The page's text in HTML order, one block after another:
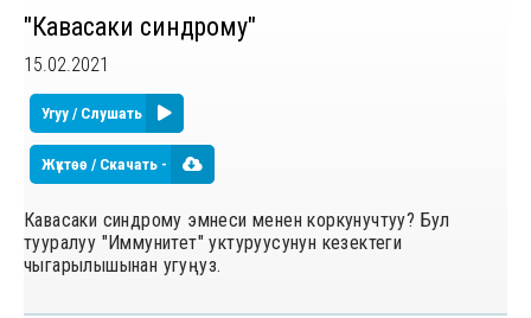
"Кавасаки синдрому"
15.02.2021
Угуу / Слушать
Жүктөө / Скачать -
Кавасаки синдрому эмнеси менен коркунучтуу? Бул
тууралуу "Иммунитет" уктуруусунун кезектеги
чыгарылышынан угуңуз.